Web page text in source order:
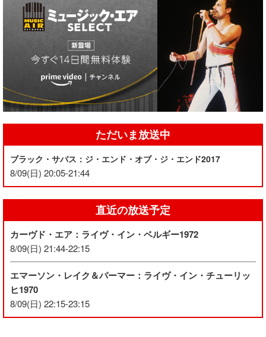
ただいま放送中
ブラック・サバス：ジ・エンド・オブ・ジ・エンド2017
8/09(日) 20:05-21:44
直近の放送予定
カーヴド・エア：ライヴ・イン・ベルギー1972
8/09(日) 21:44-22:15
エマーソン・レイク＆パーマー：ライヴ・イン・チューリッ
ヒ1970
8/09(日) 22:15-23:15